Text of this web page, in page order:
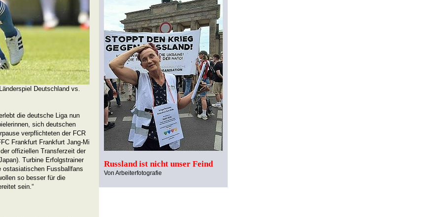
Deutschland vs.
die deutsche Liga nun
sich deutschen
verpflichteten der FCR
Frankfurt Frankfurt Jang-Mi
offiziellen Transferzeit der
Turbine Erfolgstrainer
ostasiatischen Fussballfans
so besser für die
sein.“
Russland ist nicht unser Feind
Von Arbeiterfotografie